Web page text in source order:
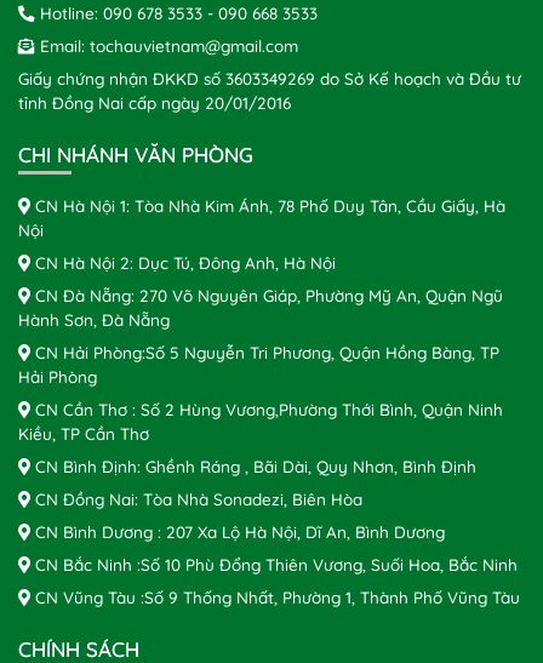
Hotline: 090 678 3533 - 090 668 3533
Email: tochauvietnam@gmail.com
Giấy chứng nhận ĐKKD số 3603349269 do Sở Kế hoạch và Đầu tư
tỉnh Đồng Nai cấp ngày 20/01/2016
CHI NHÁNH VĂN PHÒNG
CN Hà Nội 1: Tòa Nhà Kim Ánh, 78 Phố Duy Tân, Cầu Giấy, Hà
Nội
CN Hà Nội 2: Dục Tú, Đông Anh, Hà Nội
CN Đà Nẵng: 270 Võ Nguyên Giáp, Phường Mỹ An, Quận Ngũ
Hành Sơn, Đà Nẵng
CN Hải Phòng:Số 5 Nguyễn Tri Phương, Quận Hồng Bàng, TP
Hải Phòng
CN Cần Thơ : Số 2 Hùng Vương,Phường Thới Bình, Quận Ninh
Kiều, TP Cần Thơ
CN Bình Định: Ghềnh Ráng , Bãi Dài, Quy Nhơn, Bình Định
CN Đồng Nai: Tòa Nhà Sonadezi, Biên Hòa
CN Bình Dương : 207 Xa Lộ Hà Nội, Dĩ An, Bình Dương
CN Bắc Ninh :Số 10 Phù Đổng Thiên Vương, Suối Hoa, Bắc Ninh
CN Vũng Tàu :Số 9 Thống Nhất, Phường 1, Thành Phố Vũng Tàu
CHÍNH SÁCH